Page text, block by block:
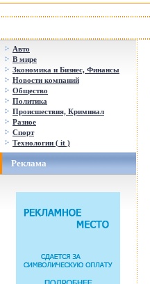
Авто
В мире
Зкономика и Бизнес, Финансы
Новости компаний
Общество
Политика
Происшествия, Криминал
Разное
Спорт
Технологии ( it )
Реклама